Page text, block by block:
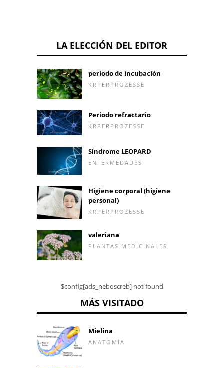
LA ELECCIÓN DEL EDITOR
período de incubación
KRPERPROZESSE
Periodo refractario
KRPERPROZESSE
Síndrome LEOPARD
ENFERMEDADES
Higiene corporal (higiene
personal)
KRPERPROZESSE
valeriana
PLANTAS MEDICINALES
$config[ads_neboscreb] not found
MÁS VISITADO
Mielina
ANATOMÍA